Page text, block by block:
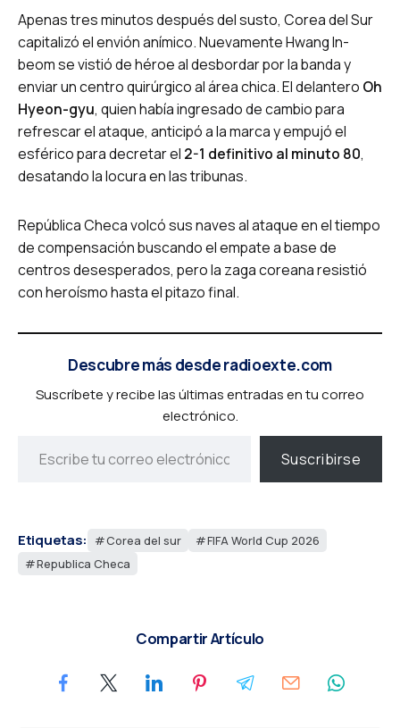
Apenas tres minutos después del susto, Corea del Sur
capitalizó el envión anímico. Nuevamente Hwang In-
beom se vistió de héroe al desbordar por la banda y
enviar un centro quirúrgico al área chica. El delantero Oh
Hyeon-gyu, quien había ingresado de cambio para
refrescar el ataque, anticipó a la marca y empujó el
esférico para decretar el 2-1 definitivo al minuto 80,
desatando la locura en las tribunas.
República Checa volcó sus naves al ataque en el tiempo
de compensación buscando el empate a base de
centros desesperados, pero la zaga coreana resistió
con heroísmo hasta el pitazo final.
Descubre más desde radioexte.com
Suscríbete y recibe las últimas entradas en tu correo
electrónico.
Suscribirse
Etiquetas: Corea del sur
FIFA World Cup 2026
Republica Checa
Compartir Artículo